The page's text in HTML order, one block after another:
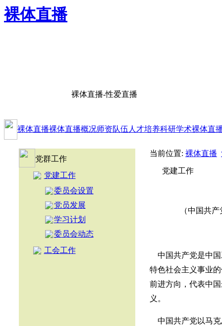
裸体直播
裸体直播-性爱直播
裸体直播裸体直播概况师资队伍人才培养科研学术裸体直
党群工作
党建工作
委员会设置
党员发展
学习计划
委员会动态
工会工作
当前位置: 裸体直播
党建工作
（中国共
中国共产党是中国
特色社会主义事业
前进方向，代表中
义。
中国共产党以马克